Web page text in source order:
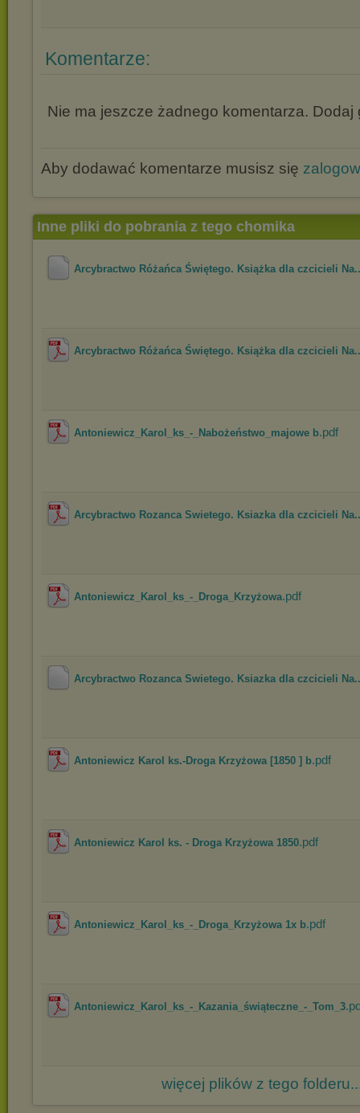
Komentarze:
Nie ma jeszcze żadnego komentarza. Dodaj
Aby dodawać komentarze musisz się
Inne pliki do pobrania z tego chomika
Arcybractwo Różańca Świętego. Książka dla czcicieli
Arcybractwo Różańca Świętego. Książka dla czcicieli
Antoniewicz_Karol_ks_-_Nabożeństwo_majowe b.pdf
Arcybractwo Rozanca Swietego. Ksiazka dla czcicieli
Antoniewicz_Karol_ks_-_Droga_Krzyżowa.pdf
Arcybractwo Rozanca Swietego. Ksiazka dla czcicieli
Antoniewicz Karol ks.-Droga Krzyżowa [1850 ] b.pdf
Antoniewicz Karol ks. - Droga Krzyżowa 1850.pdf
Antoniewicz_Karol_ks_-_Droga_Krzyżowa 1x b.pdf
Antoniewicz_Karol_ks_-_Kazania_świąteczne_-_Tom_3
więcej plików z tego